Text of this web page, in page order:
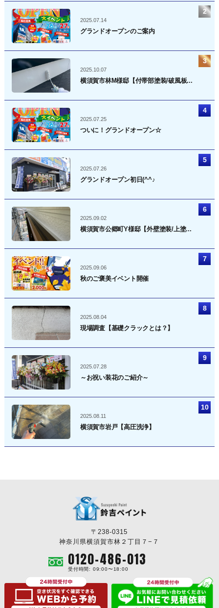
2025.07.14
グランドオープンのご案内
2025.10.07
横須賀市林M様邸【付帯部塗装/破風板...
2025.07.25
ついに！グランドオープン☆
2025.07.26
グランドオープン初日(^^♪
2025.09.02
横須賀市公郷町Y様邸【外壁塗装/上塗...
2025.09.06
秋のご褒美イベント開催
2025.08.04
現場調査【基礎クラックとは？】
2025.07.28
～お祝い装花のご紹介～
2025.08.11
横須賀市岩戸【高圧洗浄】
〒238-0315
神奈川県横須賀市林２丁目７−７
0120-486-013
受付時間: 09:00〜18:00